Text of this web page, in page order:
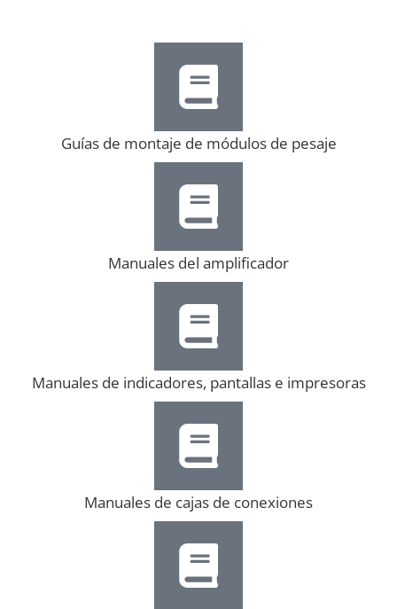
Guías de montaje de módulos de pesaje
Manuales del amplificador
Manuales de indicadores, pantallas e impresoras
Manuales de cajas de conexiones